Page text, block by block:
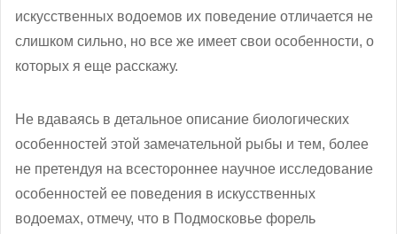
искусственных водоемов их поведение отличается не
слишком сильно, но все же имеет свои особенности, о
которых я еще расскажу.
Не вдаваясь в детальное описание биологических
особенностей этой замечательной рыбы и тем, более
не претендуя на всестороннее научное исследование
особенностей ее поведения в искусственных
водоемах, отмечу, что в Подмосковье форель